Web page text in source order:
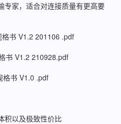
专家，适合对连接质量有更高要
书 V1.2 201106 .pdf
书 V1.2 210928.pdf
格书 V1.0 .pdf
积以及极致性价比